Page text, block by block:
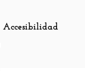
Accesibilidad